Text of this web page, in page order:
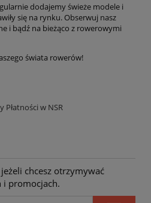
dodajemy świeże modele i
się na rynku. Obserwuj nasz
i bądź na bieżąco z rowerowymi
świata rowerów!
chcesz otrzymywać
i promocjach.